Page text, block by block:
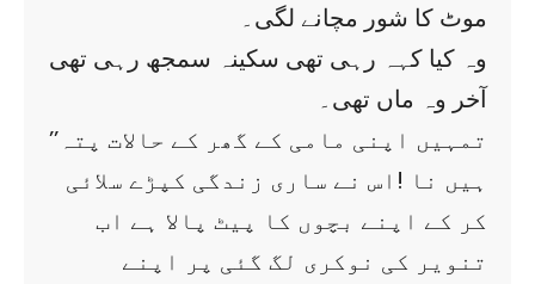
موٹ کا شور مچانے لگی۔
وہ کیا کہہ رہی تھی سکینہ سمجھ رہی تھی
آخر وہ ماں تھی۔
’’تمہیں اپنی مامی کے گھر کے حالات پتہ
ہیں نا !اس نے ساری زندگی کپڑے سلائی
کر کے اپنے بچوں کا پیٹ پالا ہے اب
تنویر کی نوکری لگ گئی پر اپنے